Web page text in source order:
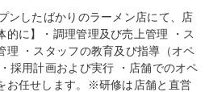
ンしたばかりのラーメン店にて、店
的に】・調理管理及び売上管理 ・ス
理 ・スタッフの教育及び指導（オペ
採用計画および実行 ・店舗でのオペ
お任せします。※研修は店舗と直営